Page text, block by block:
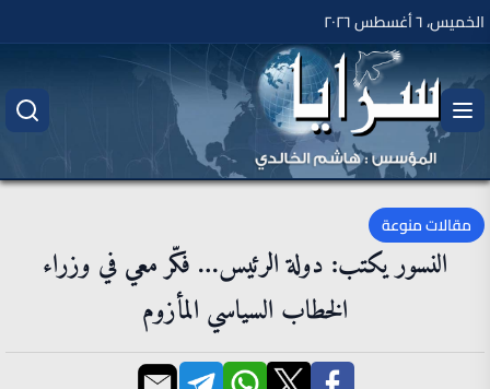
الخميس، ٦ أغسطس ٢٠٢٦
مقالات منوعة
النسور يكتب: دولة الرئيس… فكّر معي في وزراء
الخطاب السياسي المأزوم